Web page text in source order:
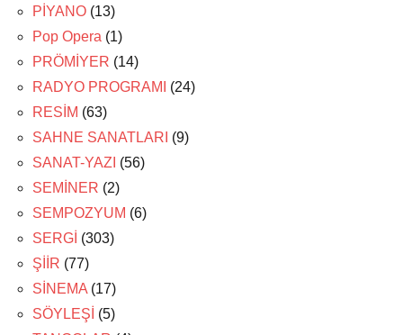
PİYANO (13)
Pop Opera (1)
PRÖMİYER (14)
RADYO PROGRAMI
(24)
RESİM (63)
SAHNE SANATLARI (9)
SANAT-YAZI (56)
SEMİNER (2)
SEMPOZYUM (6)
SERGİ (303)
ŞİİR (77)
SİNEMA (17)
SÖYLEŞİ (5)